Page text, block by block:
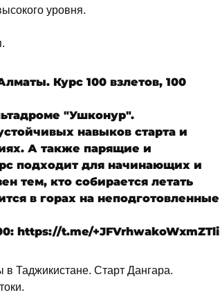
уровня.
Курс 100 взлетов, 100
"Ушконур".
навыков старта и
А также парящие и
подходит для начинающих и
тем, кто собирается летать
в горах на неподготовленные
https://t.me/+JFVrhwakoWxmZTli
Таджикистане. Старт Дангара.